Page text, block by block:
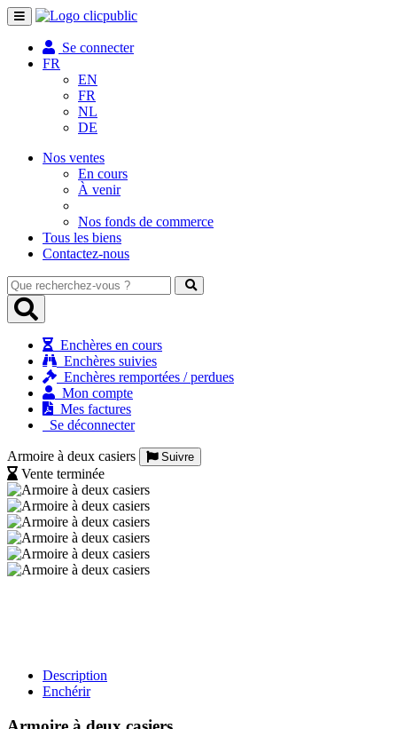
Toggle
navigation
Se connecter
FR
EN
FR
NL
DE
Nos ventes
En cours
À venir
Nos fonds de commerce
Tous les biens
Contactez-nous
Que
recherchez-
vous
Enchères en cours
Enchères suivies
Enchères remportées / perdues
Mon compte
Mes factures
Se déconnecter
Armoire à deux casiers Suivre
Vente terminée
Description
Enchérir